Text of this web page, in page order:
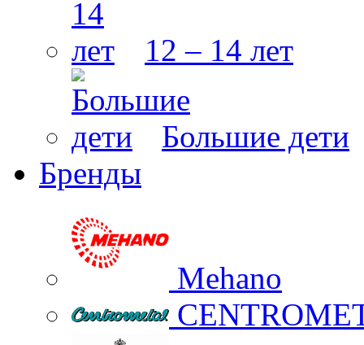
12 – 14 лет
Большие дети
Бренды
Mehano